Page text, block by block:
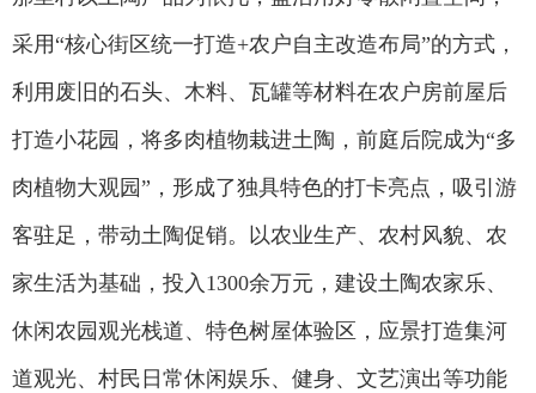
采用“核心街区统一打造+农户自主改造布局”的方式，
利用废旧的石头、木料、瓦罐等材料在农户房前屋后
打造小花园，将多肉植物栽进土陶，前庭后院成为“多
肉植物大观园”，形成了独具特色的打卡亮点，吸引游
客驻足，带动土陶促销。以农业生产、农村风貌、农
家生活为基础，投入1300余万元，建设土陶农家乐、
休闲农园观光栈道、特色树屋体验区，应景打造集河
道观光、村民日常休闲娱乐、健身、文艺演出等功能